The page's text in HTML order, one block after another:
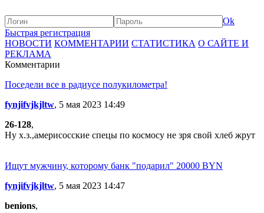
Ok
Быстрая регистрация
НОВОСТИ КОММЕНТАРИИ СТАТИСТИКА О САЙТЕ И
РЕКЛАМА
Комментарии
Поседели все в радиусе полукилометра!
fynjifvjkjltw, 5 мая 2023 14:49
26-128,
Ну х.з.,америсосские спецы по космосу не зря свой хлеб жрут
Ищут мужчину, которому банк "подарил" 20000 BYN
fynjifvjkjltw, 5 мая 2023 14:47
benions,